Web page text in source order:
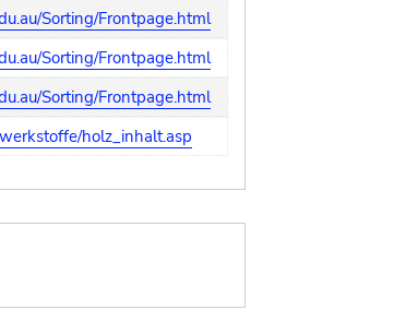
Sorting/Frontpage.html
Sorting/Frontpage.html
Sorting/Frontpage.html
holz_inhalt.asp